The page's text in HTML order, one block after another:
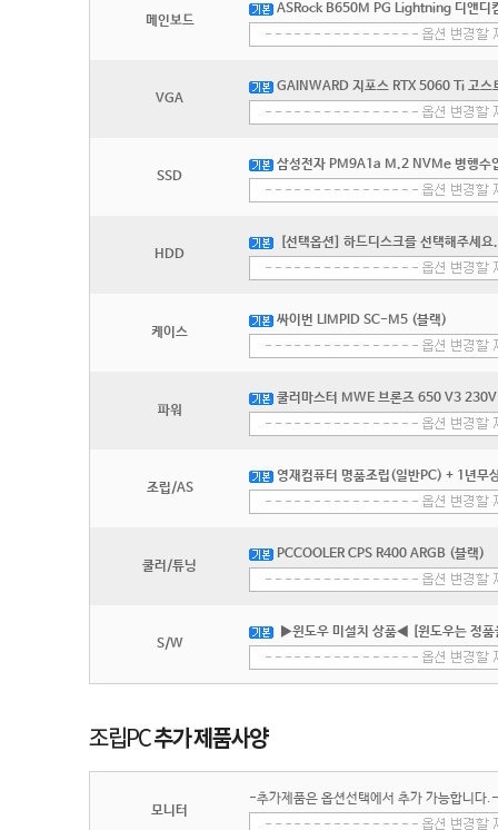
메인보드
ASRock B650M PG Lightning 디앤디
VGA
GAINWARD 지포스 RTX 5060 Ti 고스
SSD
삼성전자 PM9A1a M.2 NVMe 병행수
HDD
[선택옵션] 하드디스크를 선택해주세요.
케이스
싸이번 LIMPID SC-M5 (블랙)
파워
쿨러마스터 MWE 브론즈 650 V3
조립/AS
영재컴퓨터 명품조립(일반PC) + 1년무
쿨러/튜닝
PCCOOLER CPS R400 ARGB (블랙)
S/W
▶윈도우 미설치 상품◀ [윈도우는 정
모니터
-추가제품은 옵션선택에서 추가 가능합니다.-